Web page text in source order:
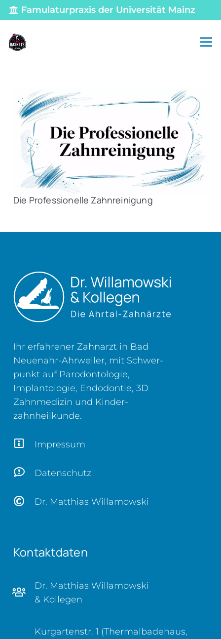
Famulaturpraxis der Universität Mainz
Die Professionelle Zahnreinigung
Ihr erfahrener Zahnarzt in Bad
Neuenahr-Ahrweiler, mit Schwer­
punkt auf Parodontologie,
Implantologie, Endodontie, 3D
Zahn­medizin und Kinder­
zahnheilkunde.
Impressum
Datenschutz
Dr. Matthias Willamowski
Kontaktdaten
Dr. Matthias Willamowski
& Kollegen
Kurgartenstr. 1 (Thermalbadehaus,